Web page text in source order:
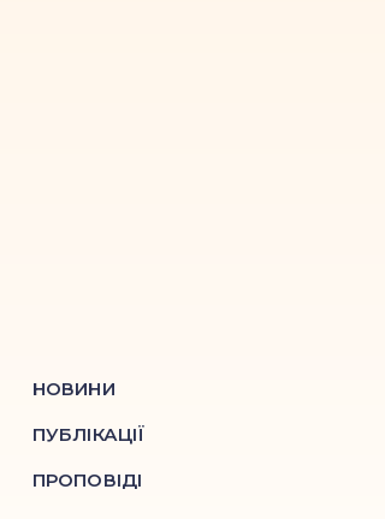
НОВИНИ
ПУБЛІКАЦІЇ
ПРОПОВІДІ